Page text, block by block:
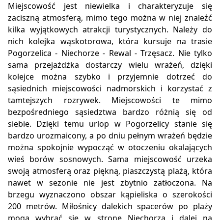
Miejscowość jest niewielka i charakteryzuje się
zaciszną atmosferą, mimo tego można w niej znaleźć
kilka wyjątkowych atrakcji turystycznych. Należy do
nich kolejka wąskotorowa, która kursuje na trasie
Pogorzelica - Niechorze - Rewal - Trzęsacz. Nie tylko
sama przejażdżka dostarczy wielu wrażeń, dzięki
kolejce można szybko i przyjemnie dotrzeć do
sąsiednich miejscowości nadmorskich i korzystać z
tamtejszych rozrywek. Miejscowości te mimo
bezpośredniego sąsiedztwa bardzo różnią się od
siebie. Dzięki temu urlop w Pogorzelicy stanie się
bardzo urozmaicony, a po dniu pełnym wrażeń będzie
można spokojnie wypocząć w otoczeniu okalających
wieś borów sosnowych. Sama miejscowość urzeka
swoją atmosferą oraz piękną, piaszczystą plażą, która
nawet w sezonie nie jest zbytnio zatłoczona. Na
brzegu wyznaczono obszar kąpieliska o szerokości
200 metrów. Miłośnicy dalekich spacerów po plaży